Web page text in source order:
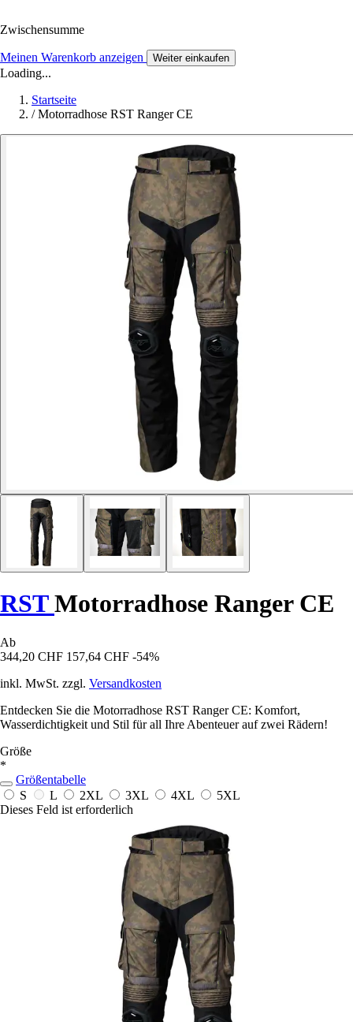
Zwischensumme
Meinen Warenkorb anzeigen Weiter einkaufen
Loading...
Startseite
/ Motorradhose RST Ranger CE
RSTMotorradhose Ranger CE
Ab
344,20 CHF 157,64 CHF -54%
inkl. MwSt. zzgl. Versandkosten
Entdecken Sie die Motorradhose RST Ranger CE: Komfort,
Wasserdichtigkeit und Stil für all Ihre Abenteuer auf zwei Rädern!
Größe
*
Größentabelle
S
L 2XL 3XL 4XL
5XL
Dieses Feld ist erforderlich